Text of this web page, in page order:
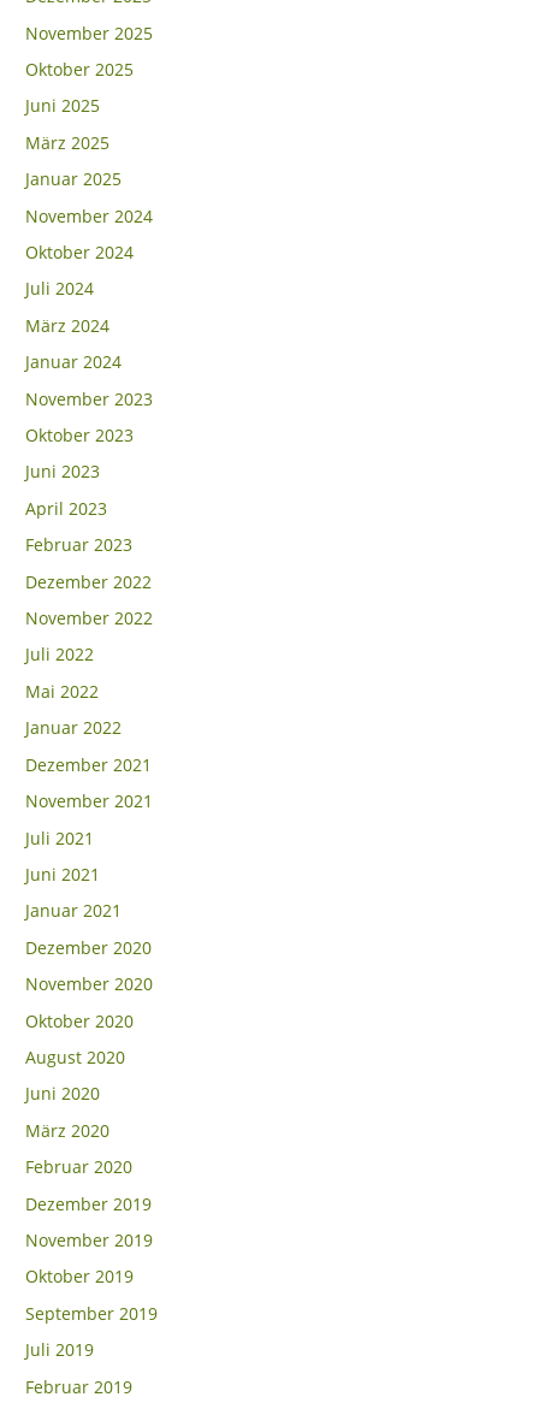
November 2025
Oktober 2025
Juni 2025
März 2025
Januar 2025
November 2024
Oktober 2024
Juli 2024
März 2024
Januar 2024
November 2023
Oktober 2023
Juni 2023
April 2023
Februar 2023
Dezember 2022
November 2022
Juli 2022
Mai 2022
Januar 2022
Dezember 2021
November 2021
Juli 2021
Juni 2021
Januar 2021
Dezember 2020
November 2020
Oktober 2020
August 2020
Juni 2020
März 2020
Februar 2020
Dezember 2019
November 2019
Oktober 2019
September 2019
Juli 2019
Februar 2019